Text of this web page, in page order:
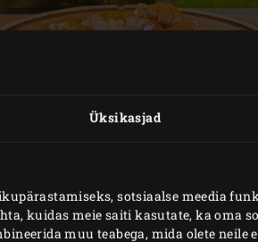
Üksikasjad
sotsiaalse meedia
kuidas meie saiti kasutate, ka oma
muu teabega, mida olete neile
ja haki peeneks. Nopi tüümianilt